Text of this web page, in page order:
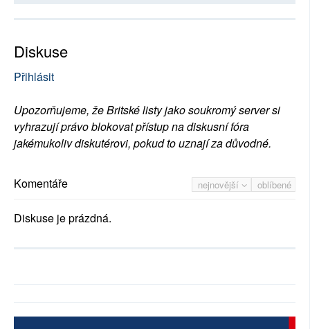
Diskuse
Přihlásit
Upozorňujeme, že Britské listy jako soukromý server si
vyhrazují právo blokovat přístup na diskusní fóra
jakémukoliv diskutérovi, pokud to uznají za důvodné.
nejnovější oblíbené
Komentáře
Diskuse je prázdná.